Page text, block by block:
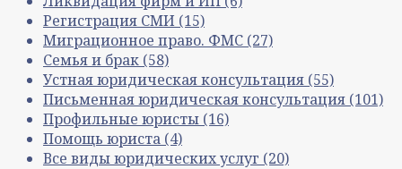
Регистрация СМИ (15)
Миграционное право. ФМС (27)
Семья и брак (58)
Устная юридическая консультация (55)
Письменная юридическая консультация (101)
Профильные юристы (16)
Помощь юриста (4)
Все виды юридических услуг (20)